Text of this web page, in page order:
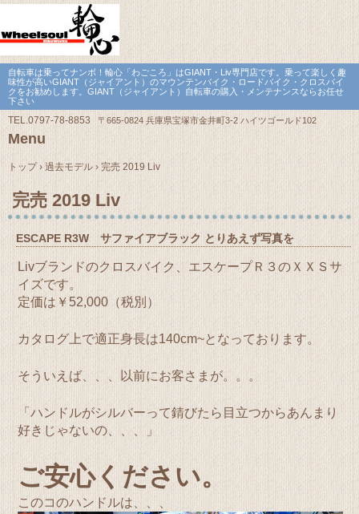
自転車は乗ってナンボ！輪心「わごころ」はGIANT・Liv専門店です。乗って楽しく趣
味性が高いGIANT（ジャイアント）のマウンテンバイク・ロードバイク・クロスバイ
クをお勧めします。GIANT（ジャイアント）自転車の購入・メンテナンスならお任せ
下さい
TEL.0797-78-8853 〒665-0824 兵庫県宝塚市金井町3-2 ハイツゴールド102
Menu
to
トップ › 過去モデル › 完売 2019 Liv
完売 2019 Liv
ESCAPE R3W サファイアブラック とりあえず写真を
Livブランドのクロスバイク、エスケープＲ３のＸＸＳサ
イズです。
定価は￥52,000（税別）
カタログ上で適正身長は140cm~となっております。
そういえば、、、以前にお客さまが。。。
「ハンドルがシルバーって錆びたら目立つからあんまり
好きじゃないの、、、」
ご安心ください。
このコのハンドルは、、、